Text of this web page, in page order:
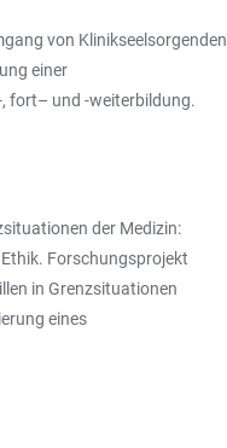
von Klinikseelsorgenden
einer
fort– und -weiterbildung.
der Medizin:
Forschungsprojekt
in Grenzsituationen
eines